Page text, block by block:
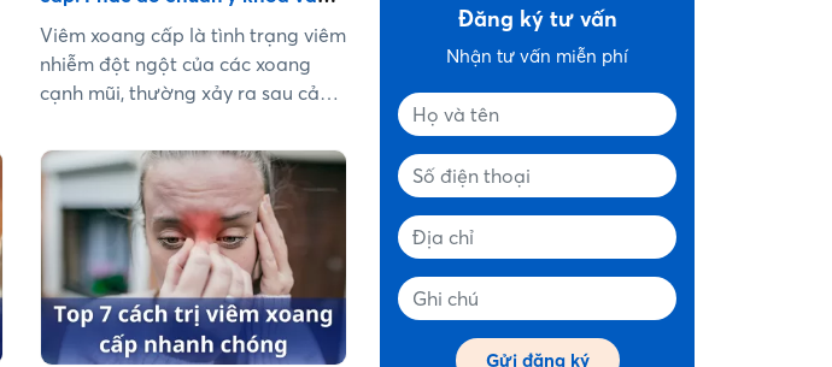
chăm sóc tại nhà hiệu quả
Viêm xoang cấp là tình trạng viêm
nhiễm đột ngột của các xoang
cạnh mũi, thường xảy ra sau cảm
hấp trên. Nếu được phát hiện và
xử lý sớm, bệnh có thể khỏi hoàn
toàn trong vòng 10–14 ngày. Tuy
nhiên, nếu điều trị sai cách, viêm
xoang cấp có thể chuyển sang
mãn tính và gây nhiều biến chứng.
Vậy cách điều trị bệnh viêm xoang
cấp như thế nào cho đúng? Cùng
Đăng ký tư vấn
Nhận tư vấn miễn phí